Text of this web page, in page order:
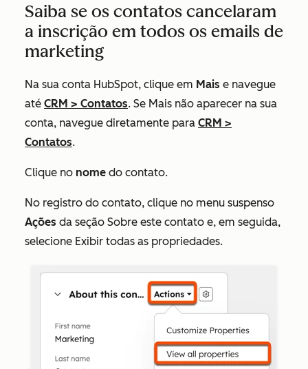
Saiba se os contatos cancelaram
a inscrição em todos os emails de
marketing
Na sua conta HubSpot, clique em Mais e navegue
até CRM > Contatos. Se Mais não aparecer na sua
conta, navegue diretamente para CRM >
Contatos.
Clique no nome do contato.
No registro do contato, clique no menu suspenso
Ações da seção Sobre este contato e, em seguida,
selecione Exibir todas as propriedades.